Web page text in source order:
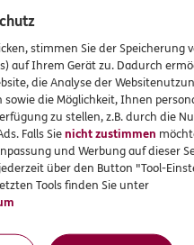
Oft sind Kleinigkeiten
stimmen Sie der Speicherung
auf Ihrem Gerät zu. Dadurch
die Analyse der
die Möglichkeit, Ihnen
zu stellen, z.B. durch die
Falls Sienicht zustimmen
und Werbung auf dieser
über den Button "Tool-
Tools finden Sie unter